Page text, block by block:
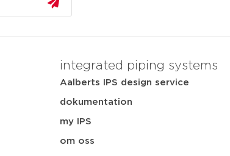
integrated piping systems
Aalberts IPS design service
dokumentation
my IPS
om oss